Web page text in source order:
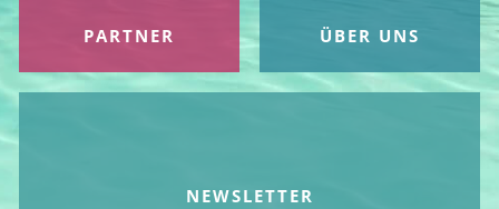
PARTNER ÜBER UNS
NEWS­LETTER